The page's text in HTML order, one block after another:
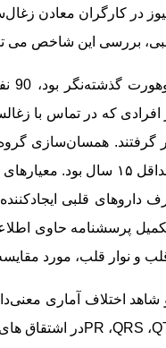
در کارگران معادن
بررسی این شاخص می
بود، 90 نفر از
سن30 تا 45 سال و داشتن
پرسشنامه حاوی
و نوار قلب، مورد
شاهد اختلاف آماری
، QRS، PRدر اشتقاق های